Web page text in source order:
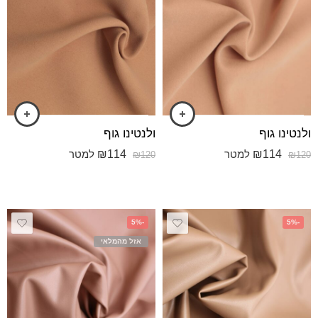
ולנטינו גוף
₪120
₪114 למטר
ולנטינו גוף
₪120
₪114 למטר
-5%
-5%
אזל מהמלאי